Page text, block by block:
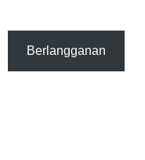
Berlangganan